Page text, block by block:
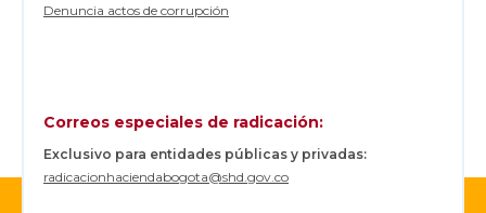
Denuncia actos de corrupción
Correos especiales de radicación:
Exclusivo para entidades públicas y privadas:
radicacionhaciendabogota@shd.gov.co